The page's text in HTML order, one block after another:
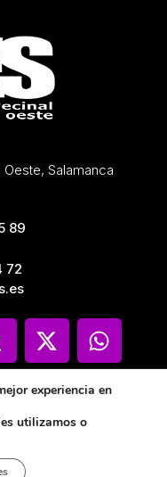
Oeste, Salamanca
89
72
experiencia en
utilizamos o